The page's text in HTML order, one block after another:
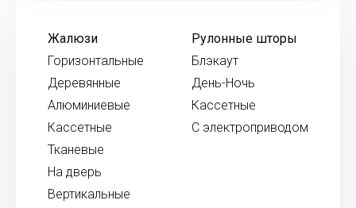
Жалюзи
Горизонтальные
Деревянные
Алюминиевые
Кассетные
Тканевые
На дверь
Вертикальные
Рулонные шторы
Блэкаут
День-Ночь
Кассетные
С электроприводом